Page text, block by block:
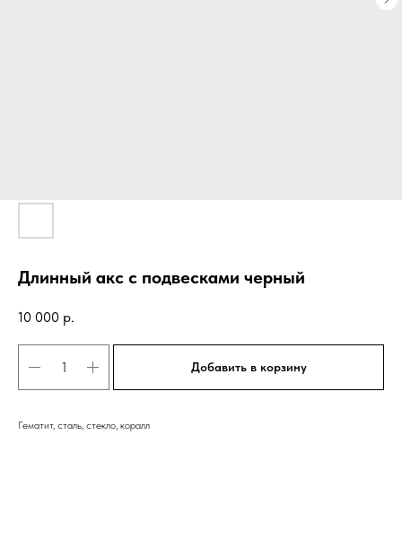
Длинный акс с подвесками черный
10 000 р.
Добавить в корзину
Гематит, сталь, стекло, коралл